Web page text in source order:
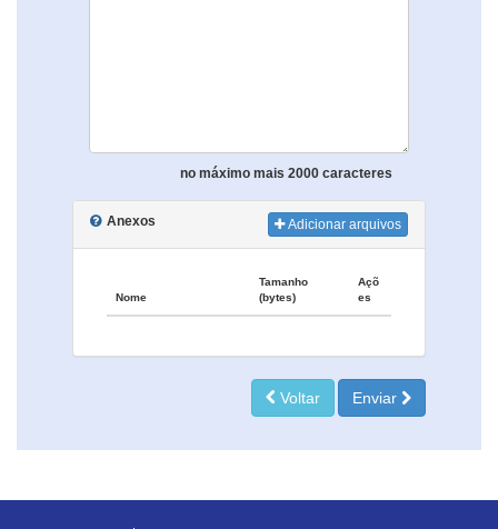
no máximo mais 2000 caracteres
Anexos Adicionar arquivos
Nome
Tamanho
(bytes)
Açõ
es
Voltar Enviar